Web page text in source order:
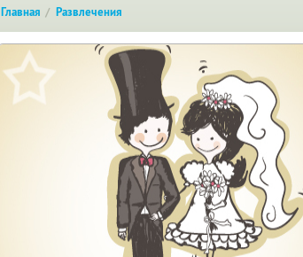
Главная Развлечения